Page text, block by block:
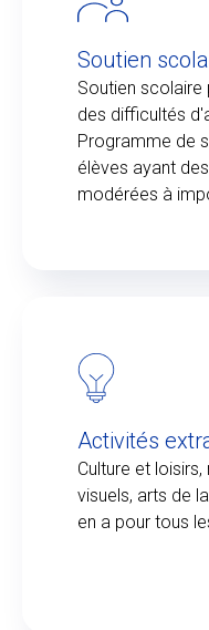
Soutien
Soutien scolaire
des difficultés
Programme de
élèves ayant
modérées à
Activités
Culture et
visuels, arts de
en a pour tous